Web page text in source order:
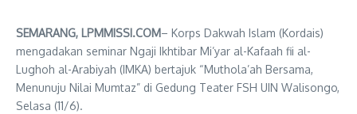
SEMARANG, LPMMISSI.COM– Korps Dakwah Islam (Kordais)
mengadakan seminar Ngaji Ikhtibar Mi’yar al-Kafaah fii al-
Lughoh al-Arabiyah (IMKA) bertajuk “Muthola’ah Bersama,
Menunuju Nilai Mumtaz” di Gedung Teater FSH UIN Walisongo,
Selasa (11/6).